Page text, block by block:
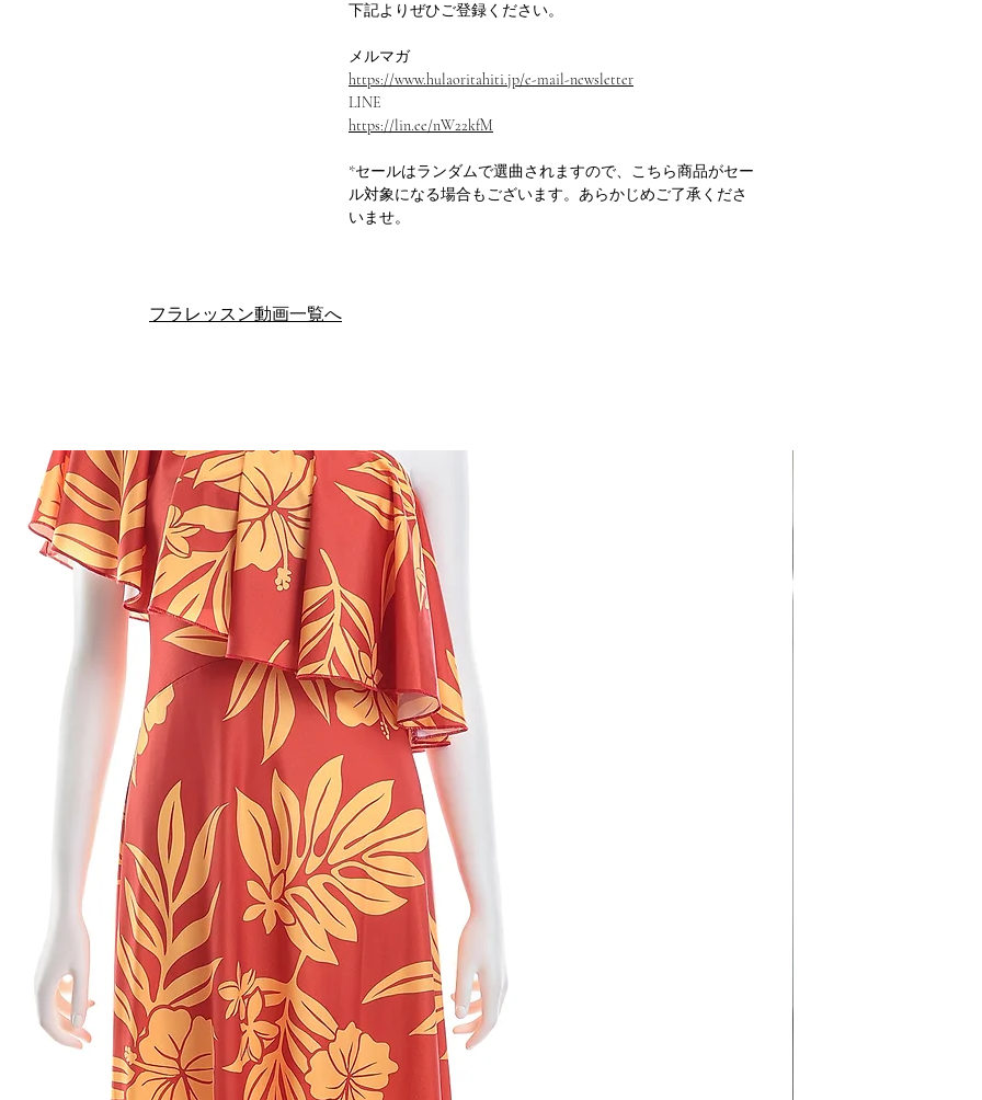
下記よりぜひご登録ください。
メルマガ
https://www.hulaoritahiti.jp/e-mail-newsletter
LINE
https://lin.ee/nW22kfM
*セールはランダムで選曲されますので、こちら商品がセー
ル対象になる場合もございます。あらかじめご了承くださ
いませ。
フラレッスン動画一覧へ